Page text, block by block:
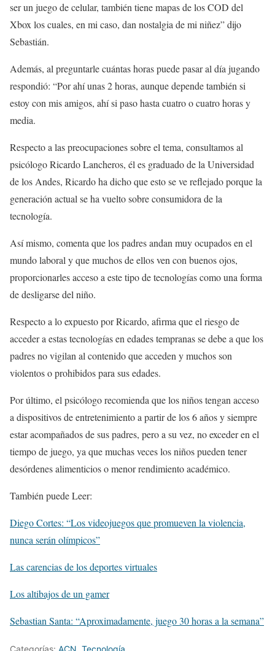
ser un juego de celular, también tiene mapas de los COD del
Xbox los cuales, en mi caso, dan nostalgia de mi niñez” dijo
Sebastián.
Además, al preguntarle cuántas horas puede pasar al día jugando
respondió: “Por ahí unas 2 horas, aunque depende también si
estoy con mis amigos, ahí si paso hasta cuatro o cuatro horas y
media.
Respecto a las preocupaciones sobre el tema, consultamos al
psicólogo Ricardo Lancheros, él es graduado de la Universidad
de los Andes, Ricardo ha dicho que esto se ve reflejado porque la
generación actual se ha vuelto sobre consumidora de la
tecnología.
Así mismo, comenta que los padres andan muy ocupados en el
mundo laboral y que muchos de ellos ven con buenos ojos,
proporcionarles acceso a este tipo de tecnologías como una forma
de desligarse del niño.
Respecto a lo expuesto por Ricardo, afirma que el riesgo de
acceder a estas tecnologías en edades tempranas se debe a que los
padres no vigilan al contenido que acceden y muchos son
violentos o prohibidos para sus edades.
Por último, el psicólogo recomienda que los niños tengan acceso
a dispositivos de entretenimiento a partir de los 6 años y siempre
estar acompañados de sus padres, pero a su vez, no exceder en el
tiempo de juego, ya que muchas veces los niños pueden tener
desórdenes alimenticios o menor rendimiento académico.
También puede Leer:
Diego Cortes: “Los videojuegos que promueven la violencia,
nunca serán olímpicos”
Las carencias de los deportes virtuales
Los altibajos de un gamer
Sebastian Santa: “Aproximadamente, juego 30 horas a la semana”